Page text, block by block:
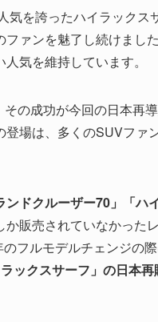
を誇ったハイラックス
ァンを魅了し続けまし
気を維持しています。
の成功が今回の日本再
場は、多くのSUVファ
ドクルーザー70」「ハ
販売されていなかった
フルモデルチェンジの
ックスサーフ」の日本